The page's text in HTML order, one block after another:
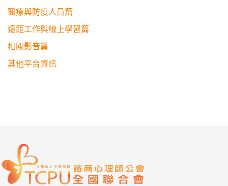
醫療與防疫人員篇
遠距工作與線上學習篇
相關影音篇
其他平台資訊